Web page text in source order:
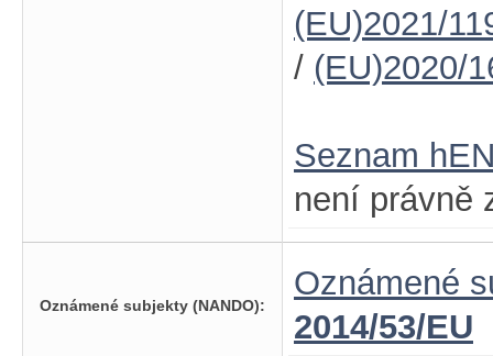
(EU)2021/
/ (EU)2020/
Seznam
není právně
Oznámené subjekty (NANDO):
Oznámené
2014/53/EU